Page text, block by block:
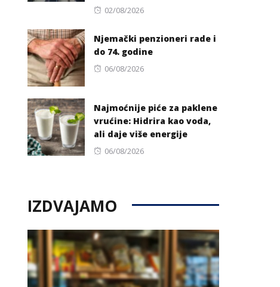
Posted
02/08/2026
Njemački penzioneri rade i
do 74. godine
Posted
06/08/2026
Najmoćnije piće za paklene
vrućine: Hidrira kao voda,
ali daje više energije
Posted
06/08/2026
IZDVAJAMO